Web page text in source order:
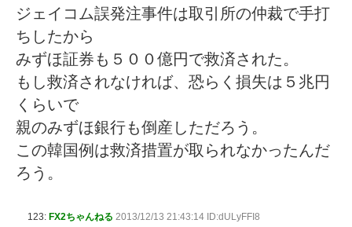
ジェイコム誤発注事件は取引所の仲裁で手打
ちしたから
みずほ証券も５００億円で救済された。
もし救済されなければ、恐らく損失は５兆円
くらいで
親のみずほ銀行も倒産しただろう。
この韓国例は救済措置が取られなかったんだ
ろう。
123: FX2ちゃんねる 2013/12/13 21:43:14 ID:dULyFFI8